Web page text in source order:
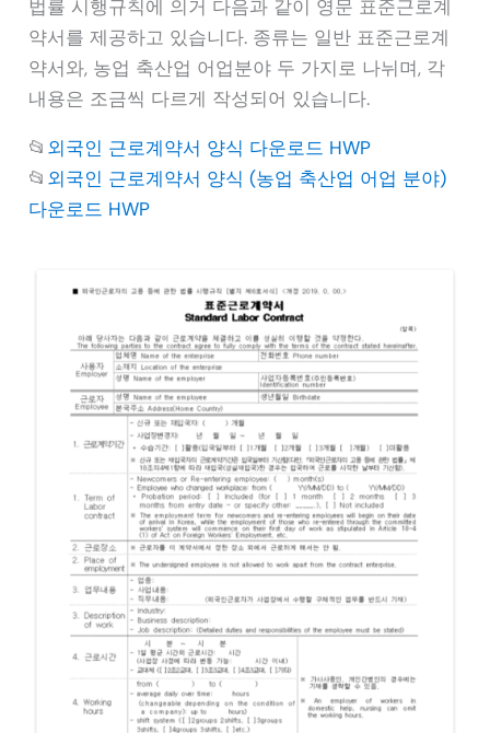
법률 시행규칙에 의거 다음과 같이 영문 표준근로계
약서를 제공하고 있습니다. 종류는 일반 표준근로계
약서와, 농업 축산업 어업분야 두 가지로 나뉘며, 각
내용은 조금씩 다르게 작성되어 있습니다.
📂 외국인 근로계약서 양식 다운로드 HWP
📂 외국인 근로계약서 양식 (농업 축산업 어업 분야)
다운로드 HWP